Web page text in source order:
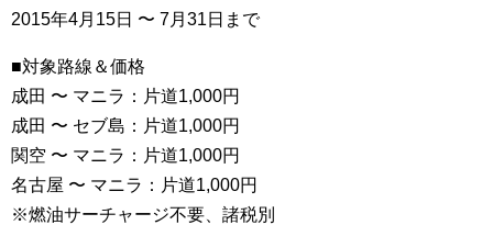
2015年4月15日 〜 7月31日まで
■対象路線＆価格
成田 〜 マニラ：片道1,000円
成田 〜 セブ島：片道1,000円
関空 〜 マニラ：片道1,000円
名古屋 〜 マニラ：片道1,000円
※燃油サーチャージ不要、諸税別